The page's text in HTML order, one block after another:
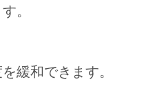
。
緩和できます。